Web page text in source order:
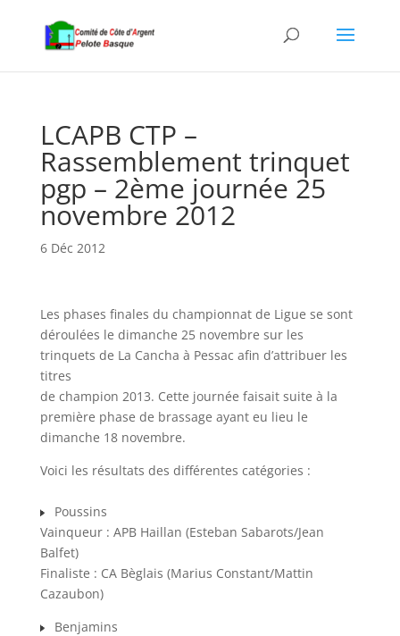
LCAPB CTP –
Rassemblement trinquet
pgp – 2ème journée 25
novembre 2012
6 Déc 2012
Les phases finales du championnat de Ligue se sont
déroulées le dimanche 25 novembre sur les
trinquets de La Cancha à Pessac afin d’attribuer les
titres
de champion 2013. Cette journée faisait suite à la
première phase de brassage ayant eu lieu le
dimanche 18 novembre.
Voici les résultats des différentes catégories :
Poussins
Vainqueur : APB Haillan (Esteban Sabarots/Jean
Balfet)
Finaliste : CA Bèglais (Marius Constant/Mattin
Cazaubon)
Benjamins